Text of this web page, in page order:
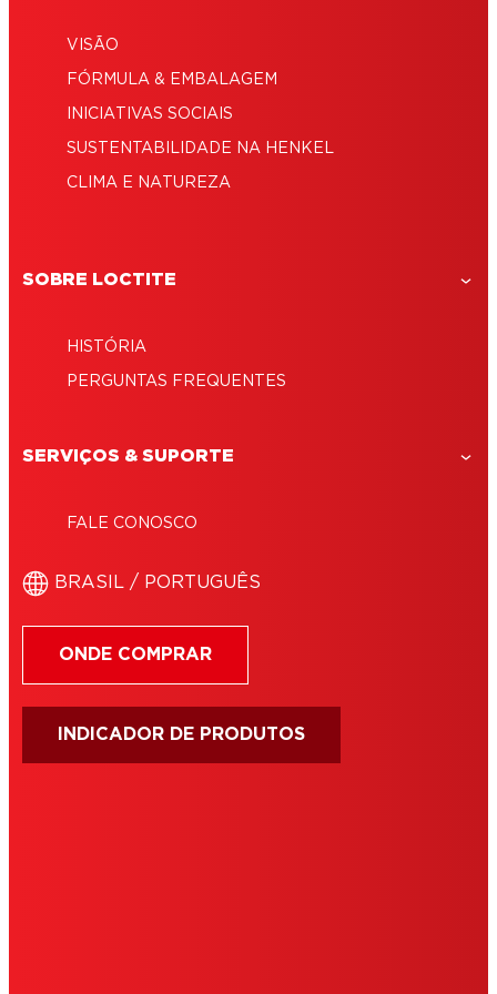
VISÃO
FÓRMULA & EMBALAGEM
INICIATIVAS SOCIAIS
SUSTENTABILIDADE NA HENKEL
CLIMA E NATUREZA
SOBRE LOCTITE
HISTÓRIA
PERGUNTAS FREQUENTES
SERVIÇOS & SUPORTE
FALE CONOSCO
BRASIL / PORTUGUÊS
ONDE COMPRAR
INDICADOR DE PRODUTOS